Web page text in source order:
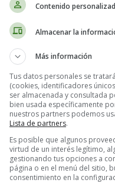
Contenido
Almacenar la
Más información
Tus datos personales se
(cookies, identificadores
ser almacenada y consultada
bien usada específicamente
nuestros partners podemos
Lista de partners.
Es posible que algunos
virtud de un interés legítimo,
gestionando tus opciones a
página o en el menú del sitio,
consentimiento en la